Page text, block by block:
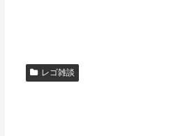
レゴ雑談